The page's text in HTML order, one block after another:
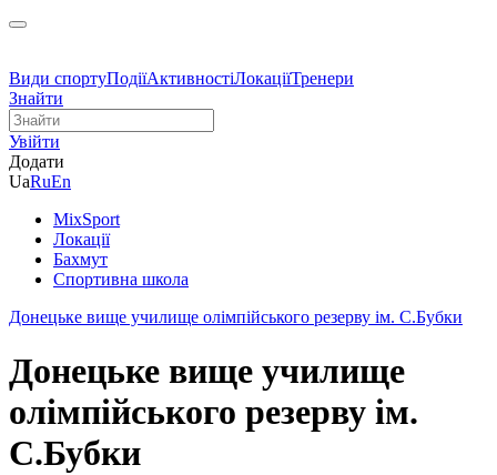
Види спортуПодіїАктивностіЛокаціїТренери
Знайти
Увійти
Додати
UaRuEn
MixSport
Локації
Бахмут
Спортивна школа
Донецьке вище училище олімпійського резерву ім. С.Бубки
Донецьке вище училище
олімпійського резерву ім.
С.Бубки